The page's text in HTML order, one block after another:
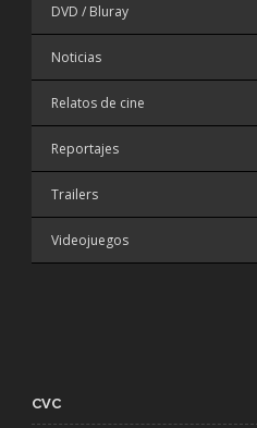
DVD / Bluray
Noticias
Relatos de cine
Reportajes
Trailers
Videojuegos
CVC